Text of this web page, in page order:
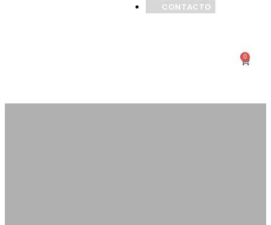
CONTACTO
0